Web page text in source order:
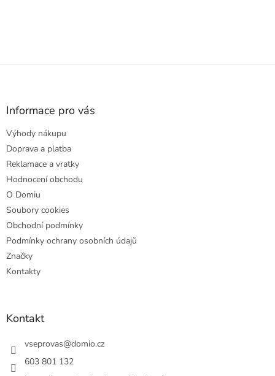
Z
Informace pro vás
Výhody nákupu
Doprava a platba
Reklamace a vratky
Hodnocení obchodu
O Domiu
Soubory cookies
Obchodní podmínky
Podmínky ochrany osobních údajů
Značky
Kontakty
Kontakt
vseprovas@domio.cz
603 801 132